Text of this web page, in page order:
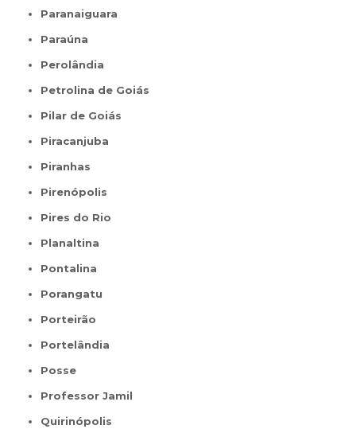
Paranaiguara
Paraúna
Perolândia
Petrolina de Goiás
Pilar de Goiás
Piracanjuba
Piranhas
Pirenópolis
Pires do Rio
Planaltina
Pontalina
Porangatu
Porteirão
Portelândia
Posse
Professor Jamil
Quirinópolis